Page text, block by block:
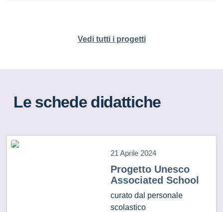
Vedi tutti i progetti
Le schede didattiche
21 Aprile 2024
Progetto Unesco
Associated School
curato dal personale
scolastico